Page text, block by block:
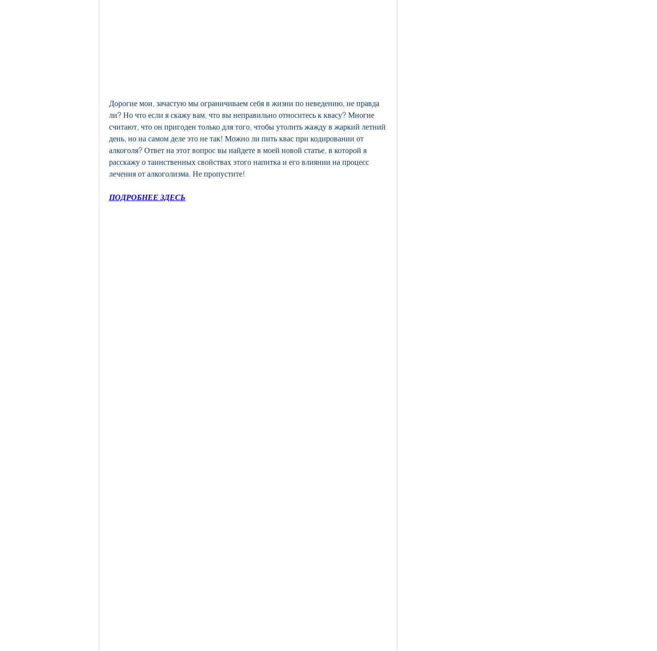
Дорогие мои, зачастую мы ограничиваем себя в жизни по неведению, не правда
ли? Но что если я скажу вам, что вы неправильно относитесь к квасу? Многие
считают, что он пригоден только для того, чтобы утолить жажду в жаркий летний
день, но на самом деле это не так! Можно ли пить квас при кодировании от
алкоголя? Ответ на этот вопрос вы найдете в моей новой статье, в которой я
расскажу о таинственных свойствах этого напитка и его влиянии на процесс
лечения от алкоголизма. Не пропустите!
ПОДРОБНЕЕ ЗДЕСЬ